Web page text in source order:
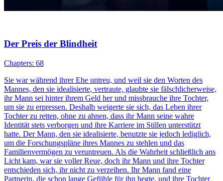
Der Preis der Blindheit
Chapters: 68
Sie war während ihrer Ehe untreu, und weil sie den Worten des
Mannes, den sie idealisierte, vertraute, glaubte sie fälschlicherweise,
ihr Mann sei hinter ihrem Geld her und missbrauche ihre Tochter,
um sie zu erpressen. Deshalb weigerte sie sich, das Leben ihrer
Tochter zu retten, ohne zu ahnen, dass ihr Mann seine wahre
Identität stets verborgen und ihre Karriere im Stillen unterstützt
hatte. Der Mann, den sie idealisierte, benutzte sie jedoch lediglich,
um die Forschungspläne ihres Mannes zu stehlen und das
Familienvermögen zu veruntreuen. Als die Wahrheit schließlich ans
Licht kam, war sie voller Reue, doch ihr Mann und ihre Tochter
entschieden sich, ihr nicht zu verzeihen. Ihr Mann fand eine
Partnerin, die schon lange Gefühle für ihn hegte, und ihre Tochter